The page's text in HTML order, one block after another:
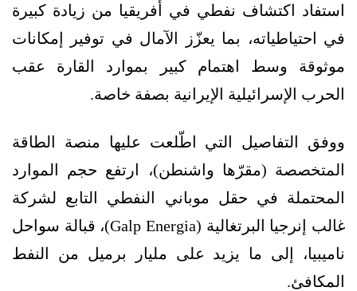
استفاد اكتشاف نفطي في أفريقيا من زيادة كبيرة
في احتياطياته، بما يعزّز الآمال في توفير إمكانات
موثوقة وسط اهتمام كبير بموارد القارة عقب
الحرب الإسرائيلية الإيرانية بصفة خاصة.
ووفق التفاصيل التي اطّلعت عليها منصة الطاقة
المتخصصة (مقرّها واشنطن)، ارتفع حجم الموارد
المحتملة في حقل موباني النفطي التابع لشركة
غالب إنرجيا البرتغالية (Galp Energia)، قبالة سواحل
ناميبيا، إلى ما يزيد على مليار برميل من النفط
المكافئ.